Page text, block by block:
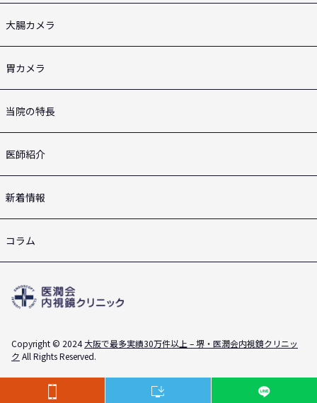
大腸カメラ
胃カメラ
当院の特長
医師紹介
新着情報
コラム
Copyright © 2024大阪で最多実績30万件以上 – 堺・医潤会内視鏡クリニッ
ク All Rights Reserved.